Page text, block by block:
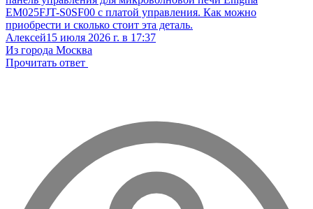
EM025FJT-S0SF00 с платой управления. Как можно
приобрести и сколько стоит эта деталь.
Алексей15 июля 2026 г. в 17:37
Из города Москва
Прочитать ответ